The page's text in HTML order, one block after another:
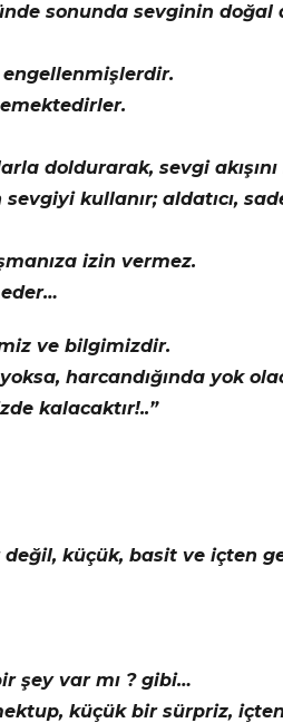
sonunda sevginin doğal
engellenmişlerdir.
doldurarak, sevgi akışını
kullanır; aldatıcı,
izin vermez.
ve bilgimizdir.
harcandığında yok
kalacaktır!..”
değil, küçük, basit ve içten
şey var mı ? gibi…
küçük bir sürpriz,